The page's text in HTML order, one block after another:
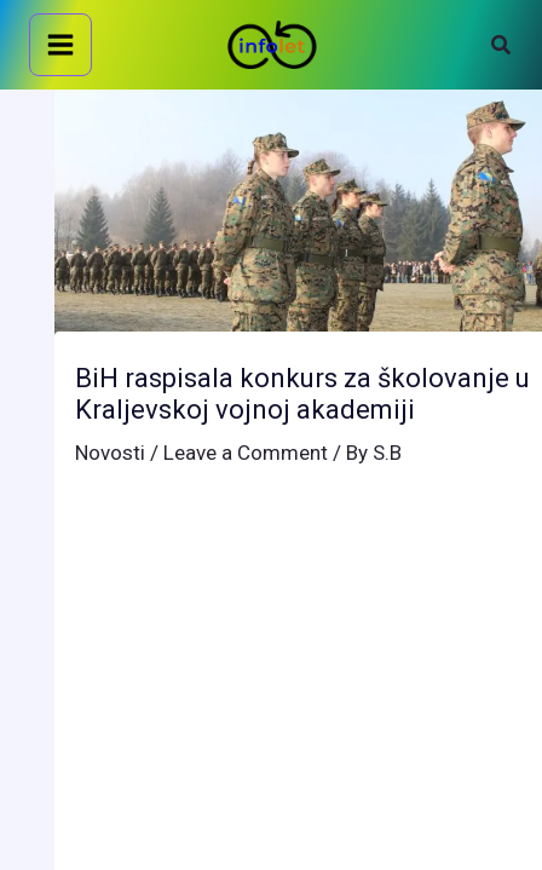
Skip
content
BiH raspisala konkurs za školovanje u
Kraljevskoj vojnoj akademiji
Novosti / Leave a Comment / By S.B